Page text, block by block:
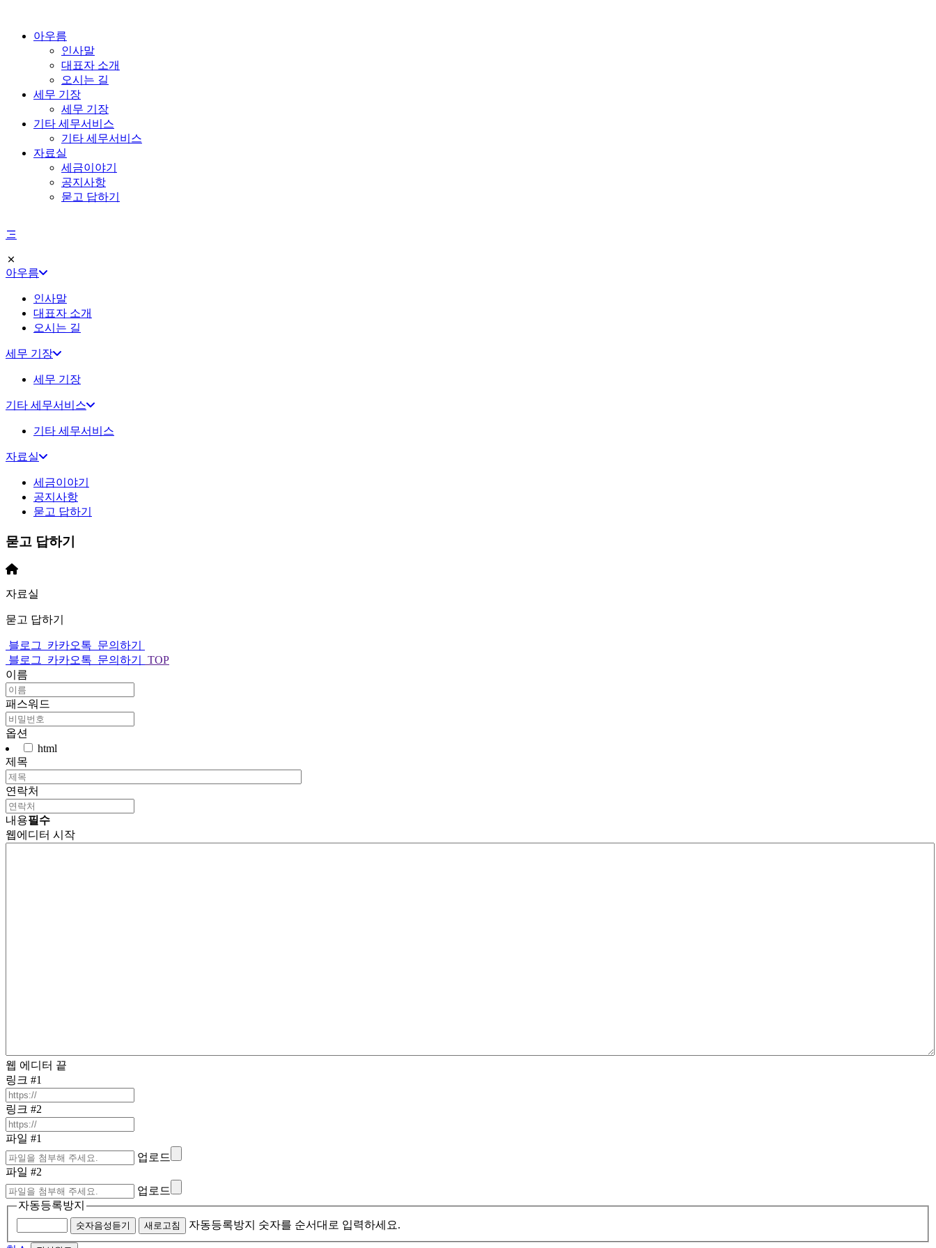
아우름
인사말
대표자 소개
오시는 길
세무 기장
세무 기장
기타 세무서비스
기타 세무서비스
자료실
세금이야기
공지사항
묻고 답하기
아우름
인사말
대표자 소개
오시는 길
세무 기장
세무 기장
기타 세무서비스
기타 세무서비스
자료실
세금이야기
공지사항
묻고 답하기
묻고 답하기
자료실
묻고 답하기
블로그 카카오톡 문의하기
블로그 카카오톡 문의하기
TOP
이름
패스워드
옵션
html
제목
연락처
내용필수
웹에디터 시작
웹 에디터 끝
링크 #1
링크 #2
파일 #1
업로드
파일 #2
업로드
자동등록방지
숫자음성듣기 새로고침 자동등록방지 숫자를 순서대로 입력하세요.